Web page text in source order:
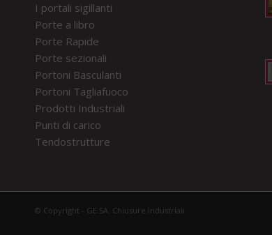
I portali sigillanti
Porte a libro
Porte Rapide
Porte sezionali
Portoni Basculanti
Portoni Tagliafuoco
Prodotti Industriali
Punti di carico
Tendostrutture
© Copyright - GE.SA. Chiusure Industriali